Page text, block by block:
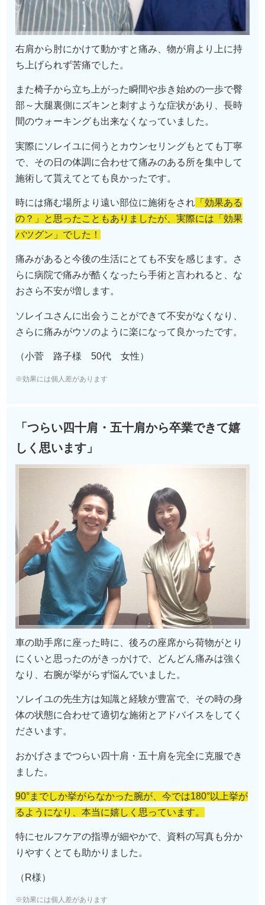
右肩から肘にかけて動かすと痛み、物が肩より上に持
ち上げられず苦痛でした。
また椅子から立ち上がった瞬間や歩き始めの一歩で臀
部～大腿裏側にズキンと刺すような症状があり、長時
間のウォーキングも出来なくなっていました。
実際にソレイユに伺うとカウンセリングもとても丁寧
で、その日の体調に合わせて痛みのある所を集中して
施術して貰えてとても良かったです。
時には痛む場所より遠い部位に施術をされ 「効果ある
の？」と思ったこともありましたが、実際には「効果
バツグン」でした！
痛みがあると今後の生活にとても不安を感じます。さ
らに病院で痛みが酷くなったら手術と言われると、な
おさら不安が増します。
ソレイユさんに出会うことができて不安がなくなり、
さらに痛みがウソのように楽になって良かったです。
（小菅 路子様 50代 女性）
※効果には個人差があります
「つらい四十肩・五十肩から卒業できて嬉
しく思います」
車の助手席に座った時に、後ろの座席から荷物がとり
にくいと思ったのがきっかけで、どんどん痛みは強く
なり、右腕が挙がらず悩んでいました。
ソレイユの先生方は知識と経験が豊富で、その時の身
体の状態に合わせて適切な施術とアドバイスをしてく
ださいます。
おかげさまでつらい四十肩・五十肩を完全に克服でき
ました。
90°までしか挙がらなかった腕が、今では180°以上挙が
るようになり、 本当に嬉しく思っています。
特にセルフケアの指導が細やかで、資料の写真も分か
りやすくとても助かりました。
（R様）
※効果には個人差があります